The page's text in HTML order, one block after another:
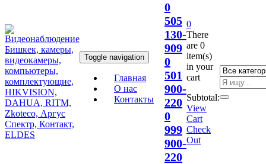
Toggle navigation
Главная
О нас
Контакты
0
505
130-
909
0
501
900-
220
0
999
900-
220
0
There
are 0
item(s)
in your
cart
Subtotal:
View
Cart
Check
Out